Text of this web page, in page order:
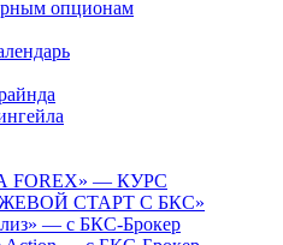
опционам
FOREX» — КУРС
СТАРТ С БКС»
— с БКС-Брокер